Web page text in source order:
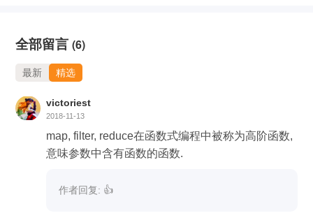
全部留言 (6)
最新 精选
victoriest
2018-11-13
map, filter, reduce在函数式编程中被称为高阶函数,
意味参数中含有函数的函数.
作者回复: 👍